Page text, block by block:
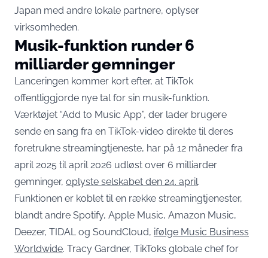
Japan med andre lokale partnere, oplyser
virksomheden.
Musik-funktion runder 6
milliarder gemninger
Lanceringen kommer kort efter, at TikTok
offentliggjorde nye tal for sin musik-funktion.
Værktøjet “Add to Music App”, der lader brugere
sende en sang fra en TikTok-video direkte til deres
foretrukne streamingtjeneste, har på 12 måneder fra
april 2025 til april 2026 udløst over 6 milliarder
gemninger, oplyste selskabet den 24. april.
Funktionen er koblet til en række streamingtjenester,
blandt andre Spotify, Apple Music, Amazon Music,
Deezer, TIDAL og SoundCloud, ifølge Music Business
Worldwide. Tracy Gardner, TikToks globale chef for